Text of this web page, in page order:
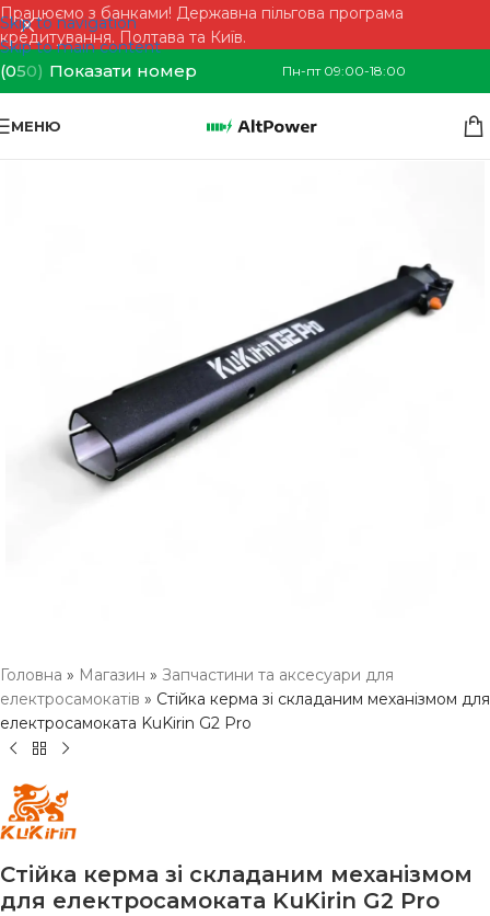
Skip to navigation
Skip to main content
Працюємо з банками! Державна пільгова програма
кредитування. Полтава та Київ.
(050) Показати номер Пн-пт 09:00-18:00
МЕНЮ
Головна » Магазин » Запчастини та аксесуари для
електросамокатів » Стійка керма зі складаним механізмом для
електросамоката KuKirin G2 Pro
Стійка керма зі складаним механізмом
для електросамоката KuKirin G2 Pro